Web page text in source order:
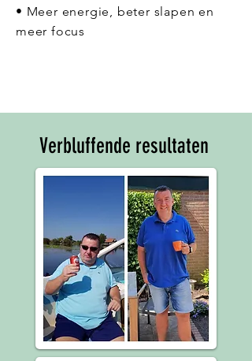
• Meer energie, beter slapen en
meer focus
Verbluffende resultaten